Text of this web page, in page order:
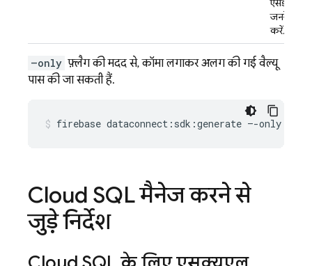
एसडीके
जनरेट
करें.
–only फ़्लैग की मदद से, कॉमा लगाकर अलग की गई वैल्यू
पास की जा सकती हैं.
firebase dataconnect:sdk:generate –-only
Cloud SQLमैनेज करने से
जुड़े निर्देश